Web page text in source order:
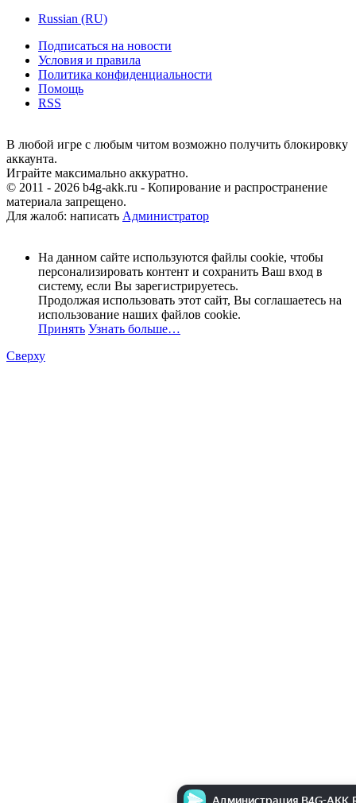
Russian (RU)
Подписаться на новости
Условия и правила
Политика конфиденциальности
Помощь
RSS
В любой игре с любым читом возможно получить блокировку
аккаунта.
Играйте максимально аккуратно.
© 2011 - 2026 b4g-akk.ru - Копирование и распространение
материала запрещено.
Для жалоб: написать Администратор
На данном сайте используются файлы cookie, чтобы
персонализировать контент и сохранить Ваш вход в
систему, если Вы зарегистрируетесь.
Продолжая использовать этот сайт, Вы соглашаетесь на
использование наших файлов cookie.
Принять Узнать больше…
Сверху